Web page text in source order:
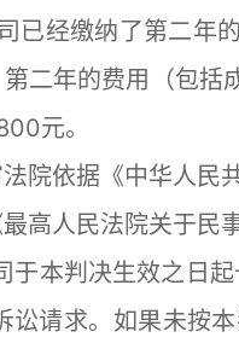
已经缴纳了第二年
二年的费用（包
元。
依据《中华人民
高人民法院关于民
于本判决生效之日
讼请求。如果未按